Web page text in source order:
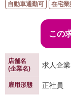
自動車通勤可
在宅業
この
店舗名
(企業名)
求人企
雇用形態 正社員